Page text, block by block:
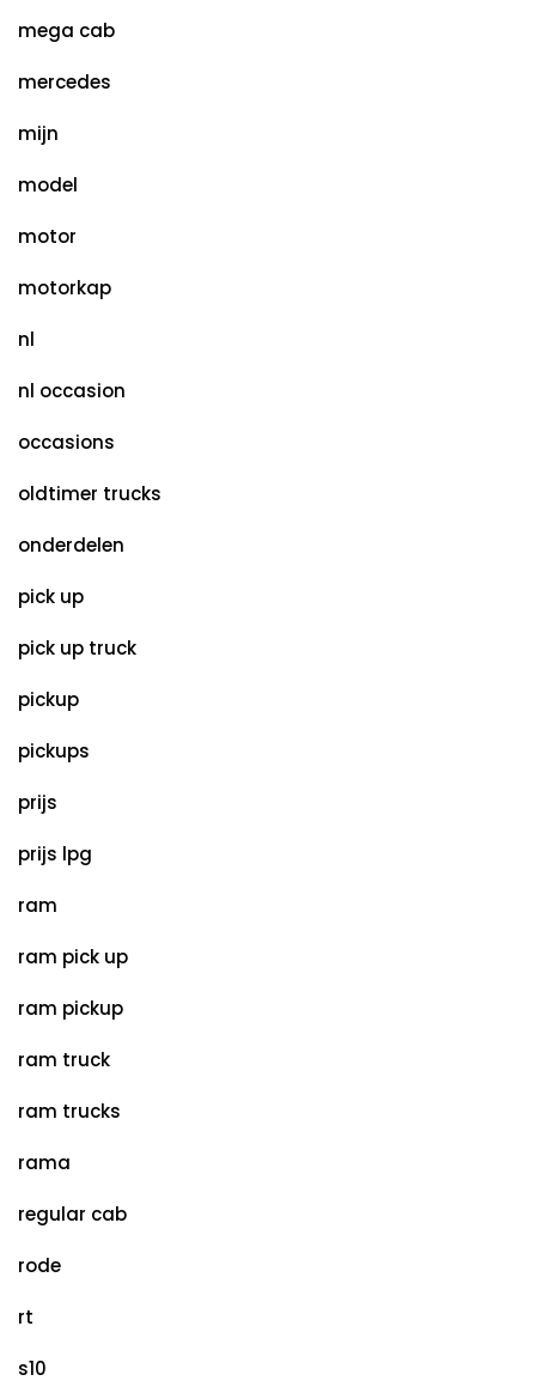
mega cab
mercedes
mijn
model
motor
motorkap
nl
nl occasion
occasions
oldtimer trucks
onderdelen
pick up
pick up truck
pickup
pickups
prijs
prijs lpg
ram
ram pick up
ram pickup
ram truck
ram trucks
rama
regular cab
rode
rt
s10